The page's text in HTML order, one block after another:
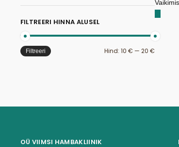
FILTREERI HINNA ALUSEL
Filtreeri Hind:10 € —20 €
OÜ VIIMSI HAMBAKLIINIK